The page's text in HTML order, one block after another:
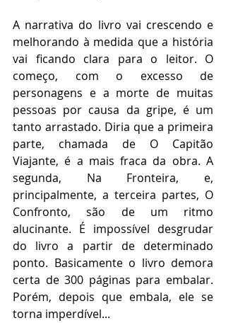
A narrativa do livro vai crescendo e
melhorando à medida que a história
vai ficando clara para o leitor. O
começo, com o excesso de
personagens e a morte de muitas
pessoas por causa da gripe, é um
tanto arrastado. Diria que a primeira
parte, chamada de O Capitão
Viajante, é a mais fraca da obra. A
segunda, Na Fronteira, e,
principalmente, a terceira partes, O
Confronto, são de um ritmo
alucinante. É impossível desgrudar
do livro a partir de determinado
ponto. Basicamente o livro demora
certa de 300 páginas para embalar.
Porém, depois que embala, ele se
torna imperdível...